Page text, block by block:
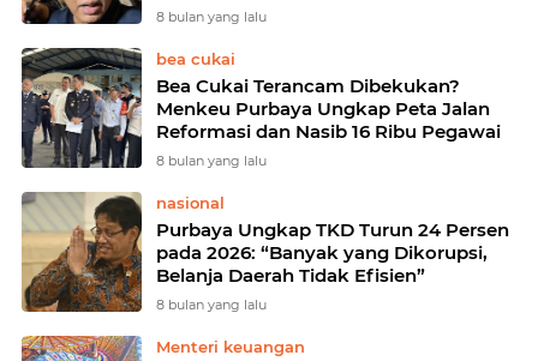
8 bulan yang lalu
bea cukai
Bea Cukai Terancam Dibekukan?
Menkeu Purbaya Ungkap Peta Jalan
Reformasi dan Nasib 16 Ribu Pegawai
8 bulan yang lalu
nasional
Purbaya Ungkap TKD Turun 24 Persen
pada 2026: “Banyak yang Dikorupsi,
Belanja Daerah Tidak Efisien”
8 bulan yang lalu
Menteri keuangan